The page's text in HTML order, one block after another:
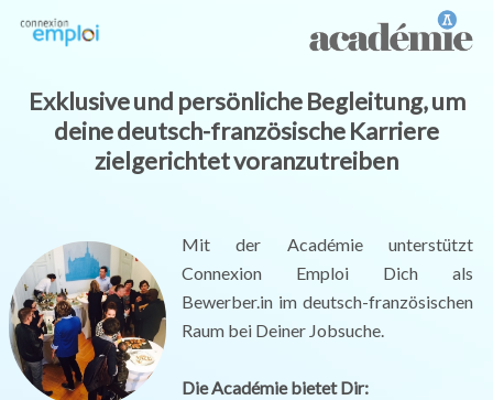
Exklusive und persönliche Begleitung, um
deine deutsch-französische Karriere
zielgerichtet voranzutreiben
Mit der Académie unterstützt
Connexion Emploi Dich als
Bewerber.in im deutsch-französischen
Raum bei Deiner Jobsuche.
Die Académie bietet Dir: